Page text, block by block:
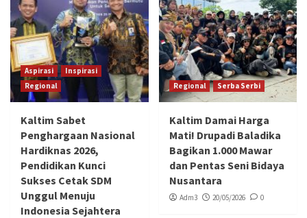
Aspirasi
Inspirasi
Regional
Kaltim Sabet
Penghargaan Nasional
Hardiknas 2026,
Pendidikan Kunci
Sukses Cetak SDM
Unggul Menuju
Indonesia Sejahtera
Regional Serba Serbi
Kaltim Damai Harga
Mati! Drupadi Baladika
Bagikan 1.000 Mawar
dan Pentas Seni Bidaya
Nusantara
Adm3 20/05/2026 0